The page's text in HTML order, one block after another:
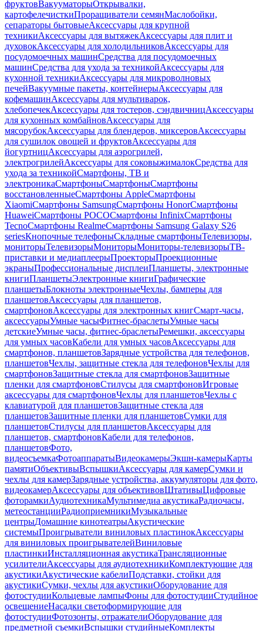
фруктовВакууматорыОткрывалки,
картофелечисткиПроращиватели семянМаслобойки,
сепараторы бытовыеАксессуары для крупной
техникиАксессуары для вытяжекАксессуары для плит и
духовокАксессуары для холодильниковАксессуары для
посудомоечных машинСредства для посудомоечных
машинСредства для ухода за техникойАксессуары для
кухонной техникиАксессуары для микроволновых
печейВакуумные пакеты, контейнерыАксессуары для
кофемашинАксессуары для мультиварок,
хлебопечекАксессуары для тостеров, сэндвичницАксессуары
для кухонных комбайновАксессуары для
мясорубокАксессуары для блендеров, миксеровАксессуары
для сушилок овощей и фруктовАксессуары для
йогуртницАксессуары для аэрогрилей,
электрогрилейАксессуары для соковыжималокСредства для
ухода за техникойСмартфоны, ТВ и
электроникаСмартфоныСмартфоныСмартфоны
восстановленныеСмартфоны AppleСмартфоны
XiaomiСмартфоны SamsungСмартфоны HonorСмартфоны
HuaweiСмартфоны POCOСмартфоны InfinixСмартфоны
TecnoСмартфоны RealmeСмартфоны Samsung Galaxy S26
seriesКнопочные телефоныСкладные смартфоныТелевизоры,
мониторыТелевизорыМониторыМониторы-телевизорыТВ-
приставки и медиаплеерыПроекторыПроекционные
экраныПрофессиональные дисплеиПланшеты, электронные
книгиПланшетыЭлектронные книгиГрафические
планшетыБлокноты электронныеЧехлы, бамперы для
планшетовАксессуары для планшетов,
смартфоновАксессуары для электронных книгСмарт-часы,
аксессуарыУмные часыФитнес-браслетыУмные часы
детскиеУмные часы, фитнес-браслетыРемешки, аксессуары
для умных часовКабели для умных часовАксессуары для
смартфонов, планшетовЗарядные устройства для телефонов,
планшетовЧехлы, защитные стекла для телефоновЧехлы для
смартфоновЗащитные стекла для смартфоновЗащитные
пленки для смартфоновСтилусы для смартфоновИгровые
аксессуары для смартфоновЧехлы для планшетовЧехлы с
клавиатурой для планшетовЗащитные стекла для
планшетовЗащитные пленки для планшетовСумки для
планшетовСтилусы для планшетовАксессуары для
планшетов, смартфоновКабели для телефонов,
планшетовФото,
видеосъемкаФотоаппаратыВидеокамерыЭкшн-камерыКарты
памятиОбъективыВспышкиАксессуары для камерСумки и
чехлы для камерЗарядные устройства, аккумуляторы для фото,
видеокамерАксессуары для объективовШтативыЦифровые
фоторамкиАудиотехникаМультимедиа акустикаРадиочасы,
метеостанцииРадиоприемникиМузыкальные
центрыДомашние кинотеатрыАкустические
системыПроигрыватели виниловых пластинокАксессуары
для виниловых проигрывателейВиниловые
пластинкиИнсталляционная акустикаТрансляционные
усилителиАксессуары для аудиотехникиКомплектующие для
акустикиАкустические кабелиПодставки, стойки для
акустикиСумки, чехлы для акустикиОборудование для
фотостудииКольцевые лампыФоны для фотостудииСтудийное
освещениеНасадки светоформирующие для
фотостудииФотозонты, отражателиОборудование для
предметной съемкиВспышки студийныеКомплекты